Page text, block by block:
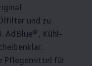
und zu
AdBlue®, Kühl-
Pflegemittel für